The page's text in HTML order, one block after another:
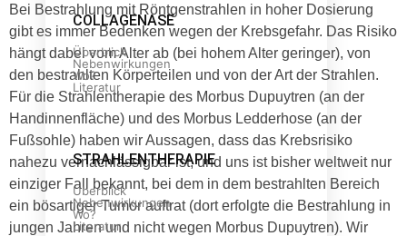
COLLAGENASE
Überblick
Nebenwirkungen
Wo?
Literatur
STRAHLENTHERAPIE
Überblick
Nebenwirkungen
Wo?
Literatur
Bei Bestrahlung mit Röntgenstrahlen in hoher Dosierung
gibt es immer Bedenken wegen der Krebsgefahr. Das Risiko
hängt dabei vom Alter ab (bei hohem Alter geringer), von
den bestrahlten Körperteilen und von der Art der Strahlen.
Für die Strahlentherapie des Morbus Dupuytren (an der
Handinnenfläche) und des Morbus Ledderhose (an der
Fußsohle) haben wir Aussagen, dass das Krebsrisiko
nahezu vernachlässigbar ist, und uns ist bisher weltweit nur
einziger Fall bekannt, bei dem in dem bestrahlten Bereich
ein bösartiger Tumor auftrat (dort erfolgte die Bestrahlung in
jungen Jahren und nicht wegen Morbus Dupuytren). Wir